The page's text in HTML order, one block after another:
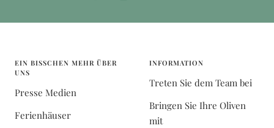
EIN BISSCHEN MEHR ÜBER
UNS
Presse Medien
Ferienhäuser
INFORMATION
Treten Sie dem Team bei
Bringen Sie Ihre Oliven
mit